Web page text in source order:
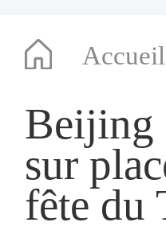
Accueil
Beijing
sur
fête du